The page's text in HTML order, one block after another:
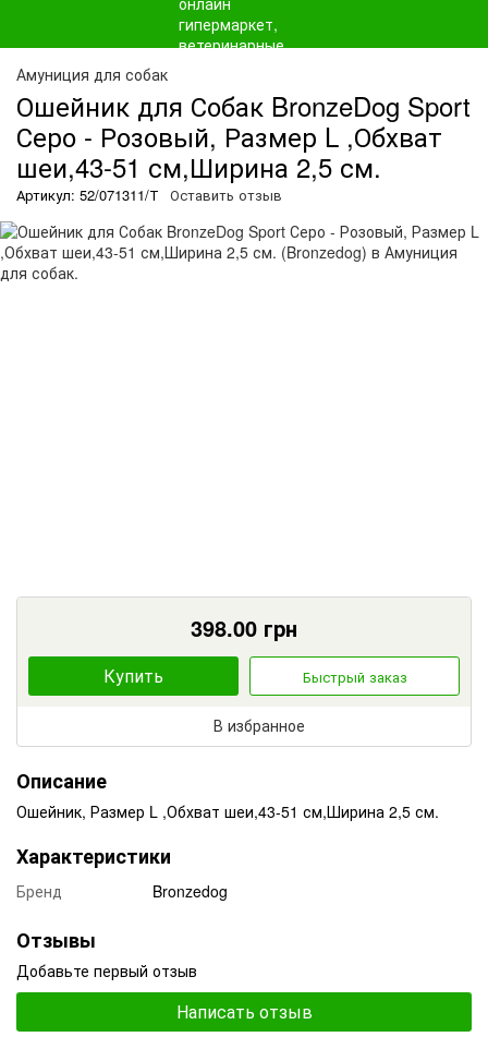
Амуниция для собак
Ошейник для Собак BronzeDog Sport
Серо - Розовый, Размер L ,Обхват
шеи,43-51 см,Ширина 2,5 см.
Артикул: 52/071311/Т Оставить отзыв
398.00 грн
Купить Быстрый заказ
В избранное
Описание
Ошейник, Размер L ,Обхват шеи,43-51 см,Ширина 2,5 см.
Характеристики
Бренд Bronzedog
Отзывы
Добавьте первый отзыв
Написать отзыв